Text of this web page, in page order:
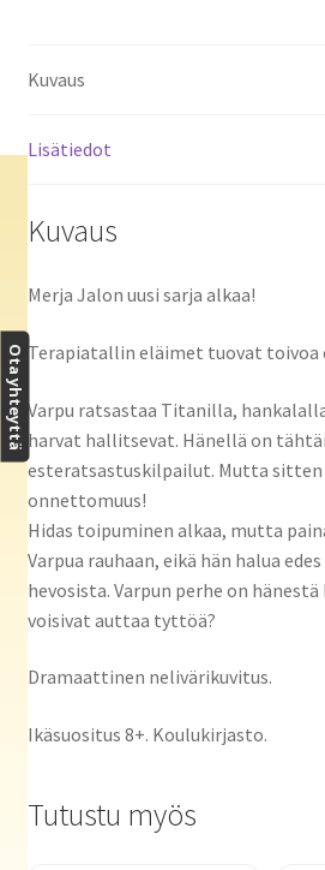
Kuvaus
Lisätiedot
Kuvaus
Merja Jalon uusi sarja alkaa!
Terapiatallin eläimet tuovat toivoa
Varpu ratsastaa Titanilla,
harvat hallitsevat. Hänellä on
esteratsastuskilpailut. Mutta
onnettomuus!
Hidas toipuminen alkaa, mutta
Varpua rauhaan, eikä hän halua
hevosista. Varpun perhe on
voisivat auttaa tyttöä?
Dramaattinen nelivärikuvitus.
Ikäsuositus 8+. Koulukirjasto.
Tutustu myös
Ota yhteyttä